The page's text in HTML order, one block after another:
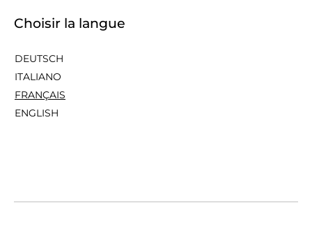
Choisir la langue
DEUTSCH
ITALIANO
FRANÇAIS
ENGLISH